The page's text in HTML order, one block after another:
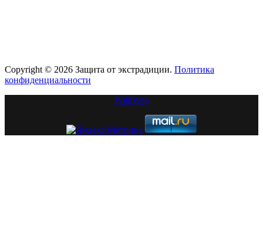
Copyright © 2026 Защита от экстрадиции. Политика
конфиденциальности
WildWeb